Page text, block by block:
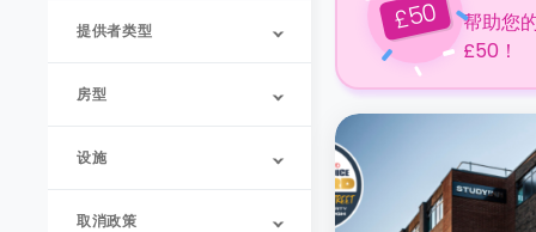
提供者类型
房型
设施
取消政策
£50
帮助您
£50！